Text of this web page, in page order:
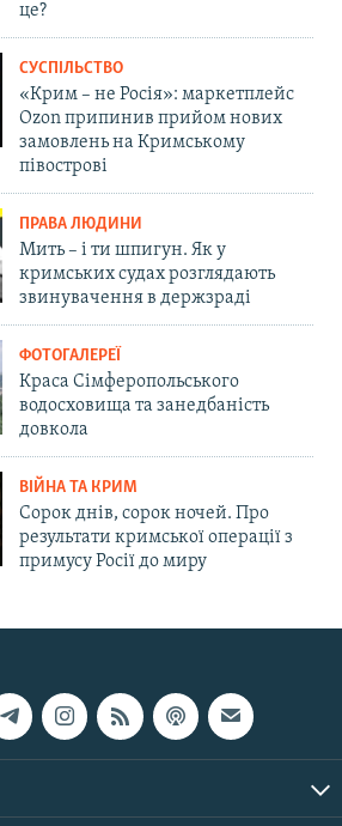
це?
СУСПІЛЬСТВО
«Крим – не Росія»: маркетплейс
Ozon припинив прийом нових
замовлень на Кримському
півострові
ПРАВА ЛЮДИНИ
Мить – і ти шпигун. Як у
кримських судах розглядають
звинувачення в держзраді
ФОТОГАЛЕРЕЇ
Краса Сімферопольського
водосховища та занедбаність
довкола
ВІЙНА ТА КРИМ
Сорок днів, сорок ночей. Про
результати кримської операції з
примусу Росії до миру